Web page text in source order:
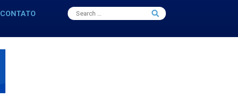
CONTATO
Search
for:
Search